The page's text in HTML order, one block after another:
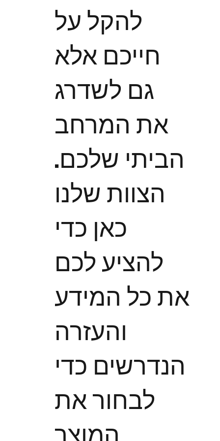
להקל על
חייכם אלא
גם לשדרג
את המרחב
הביתי שלכם.
הצוות שלנו
כאן כדי
להציע לכם
את כל המידע
והעזרה
הנדרשים כדי
לבחור את